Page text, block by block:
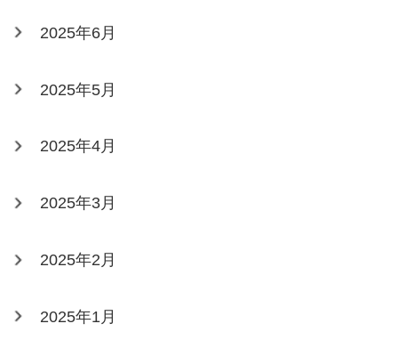
2025年6月
2025年5月
2025年4月
2025年3月
2025年2月
2025年1月